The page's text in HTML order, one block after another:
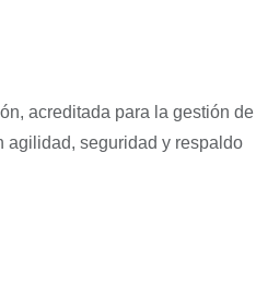
acreditada para la gestión de
agilidad, seguridad y respaldo